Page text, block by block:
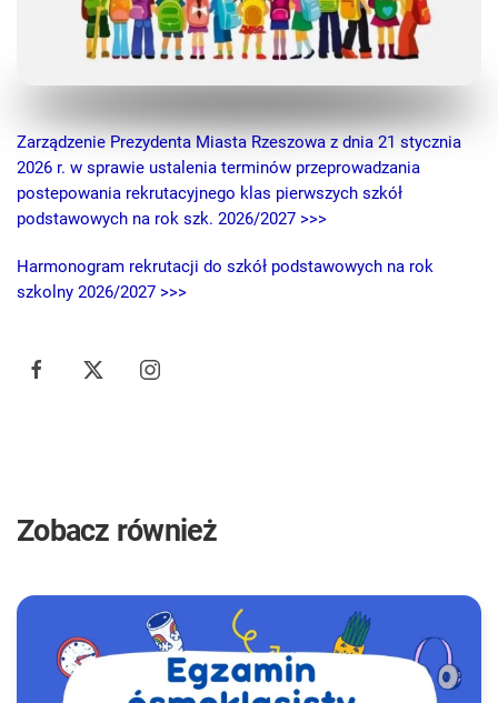
Zarządzenie Prezydenta Miasta Rzeszowa z dnia 21 stycznia
2026 r. w sprawie ustalenia terminów przeprowadzania
postepowania rekrutacyjnego klas pierwszych szkół
podstawowych na rok szk. 2026/2027 >>>
Harmonogram rekrutacji do szkół podstawowych na rok
szkolny 2026/2027 >>>
Zobacz również